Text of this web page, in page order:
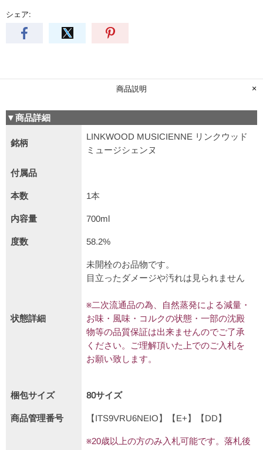
シェア:
商品説明
▼商品詳細
銘柄
LINKWOOD MUSICIENNE リンクウッド
ミュージシェンヌ
付属品
本数 1本
内容量 700ml
度数 58.2%
状態詳細
未開栓のお品物です。
目立ったダメージや汚れは見られません
※二次流通品の為、自然蒸発による減量・
お味・風味・コルクの状態・一部の沈殿
物等の品質保証は出来ませんのでご了承
ください。ご理解頂いた上でのご入札を
お願い致します。
梱包サイズ 80サイズ
商品管理番号 【ITS9VRU6NEIO】【E+】【DD】
※20歳以上の方のみ入札可能です。落札後